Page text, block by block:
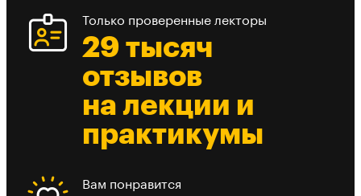
Только проверенные лекторы
29 тысяч
отзывов
на лекции и
практикумы
Вам понравится